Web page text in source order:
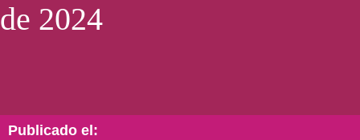
de 2024
Publicado el: